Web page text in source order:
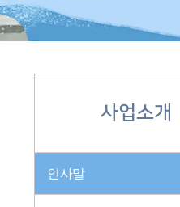
사업소개
인사말